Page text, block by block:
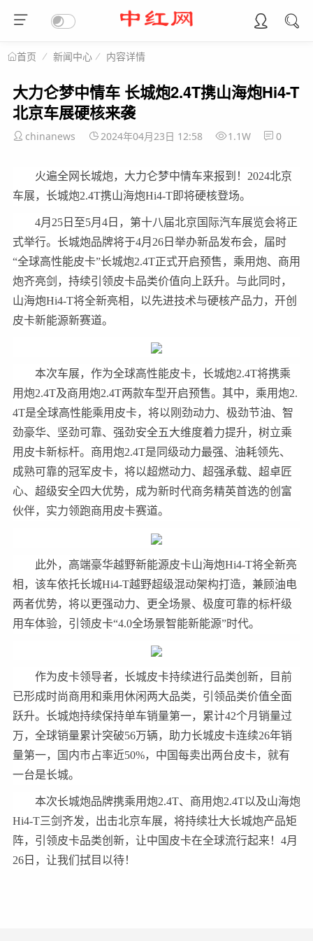
首页 新闻中心 内容详情
大力仑梦中情车 长城炮2.4T携山海炮Hi4-T
北京车展硬核来袭
chinanews 2024年04月23日 12:58 1.1W 0
火遍全网长城炮，大力仑梦中情车来报到！2024北京
车展，长城炮2.4T携山海炮Hi4-T即将硬核登场。
4月25日至5月4日，第十八届北京国际汽车展览会将正
式举行。长城炮品牌将于4月26日举办新品发布会，届时
“全球高性能皮卡”长城炮2.4T正式开启预售，乘用炮、商用
炮齐亮剑，持续引领皮卡品类价值向上跃升。与此同时，
山海炮Hi4-T将全新亮相，以先进技术与硬核产品力，开创
皮卡新能源新赛道。
本次车展，作为全球高性能皮卡，长城炮2.4T将携乘
用炮2.4T及商用炮2.4T两款车型开启预售。其中，乘用炮2.
4T是全球高性能乘用皮卡，将以刚劲动力、极劲节油、智
劲豪华、坚劲可靠、强劲安全五大维度着力提升，树立乘
用皮卡新标杆。商用炮2.4T是同级动力最强、油耗领先、
成熟可靠的冠军皮卡，将以超燃动力、超强承载、超卓匠
心、超级安全四大优势，成为新时代商务精英首选的创富
伙伴，实力领跑商用皮卡赛道。
此外，高端豪华越野新能源皮卡山海炮Hi4-T将全新亮
相，该车依托长城Hi4-T越野超级混动架构打造，兼顾油电
两者优势，将以更强动力、更全场景、极度可靠的标杆级
用车体验，引领皮卡“4.0全场景智能新能源”时代。
作为皮卡领导者，长城皮卡持续进行品类创新，目前
已形成时尚商用和乘用休闲两大品类，引领品类价值全面
跃升。长城炮持续保持单车销量第一，累计42个月销量过
万，全球销量累计突破56万辆，助力长城皮卡连续26年销
量第一，国内市占率近50%，中国每卖出两台皮卡，就有
一台是长城。
本次长城炮品牌携乘用炮2.4T、商用炮2.4T以及山海炮
Hi4-T三剑齐发，出击北京车展，将持续壮大长城炮产品矩
阵，引领皮卡品类创新，让中国皮卡在全球流行起来！4月
26日，让我们拭目以待！